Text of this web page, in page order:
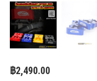
฿2,490.00